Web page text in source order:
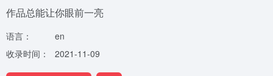
作品总能让你眼前一亮
语言：
en
收录时间：
2021-11-09